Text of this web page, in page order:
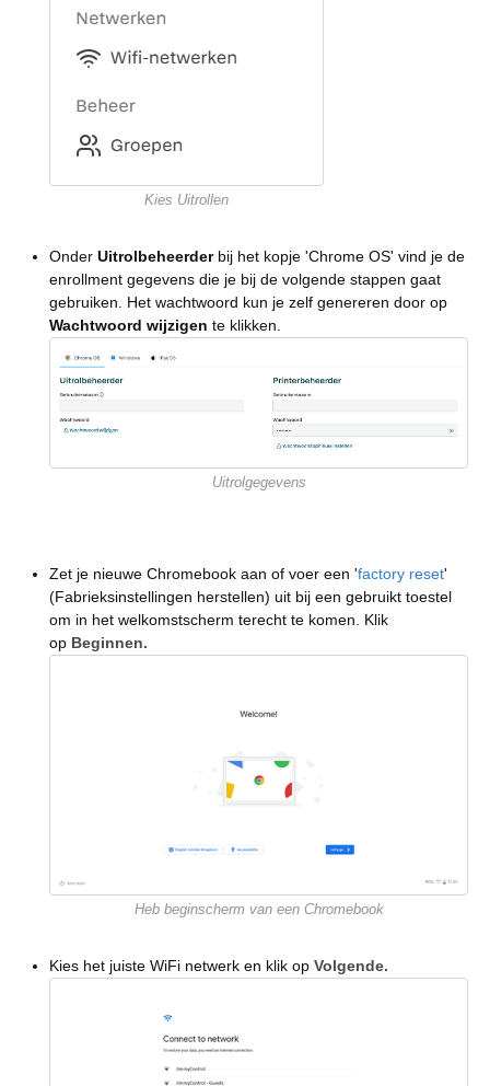
Kies Uitrollen
Onder Uitrolbeheerderbij het kopje 'Chrome OS' vind je de
enrollment gegevens die je bij de volgende stappen gaat
gebruiken. Het wachtwoord kun je zelf genereren door op
Wachtwoord wijzigen te klikken.
Uitrolgegevens
Zet je nieuwe Chromebook aan of voer een 'factory reset'
(Fabrieksinstellingen herstellen) uit bij een gebruikt toestel
om in het welkomstscherm terecht te komen. Klik
op Beginnen.
Heb beginscherm van een Chromebook
Kies het juiste WiFi netwerk en klik op Volgende.